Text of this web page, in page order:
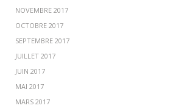
NOVEMBRE 2017
OCTOBRE 2017
SEPTEMBRE 2017
JUILLET 2017
JUIN 2017
MAI 2017
MARS 2017